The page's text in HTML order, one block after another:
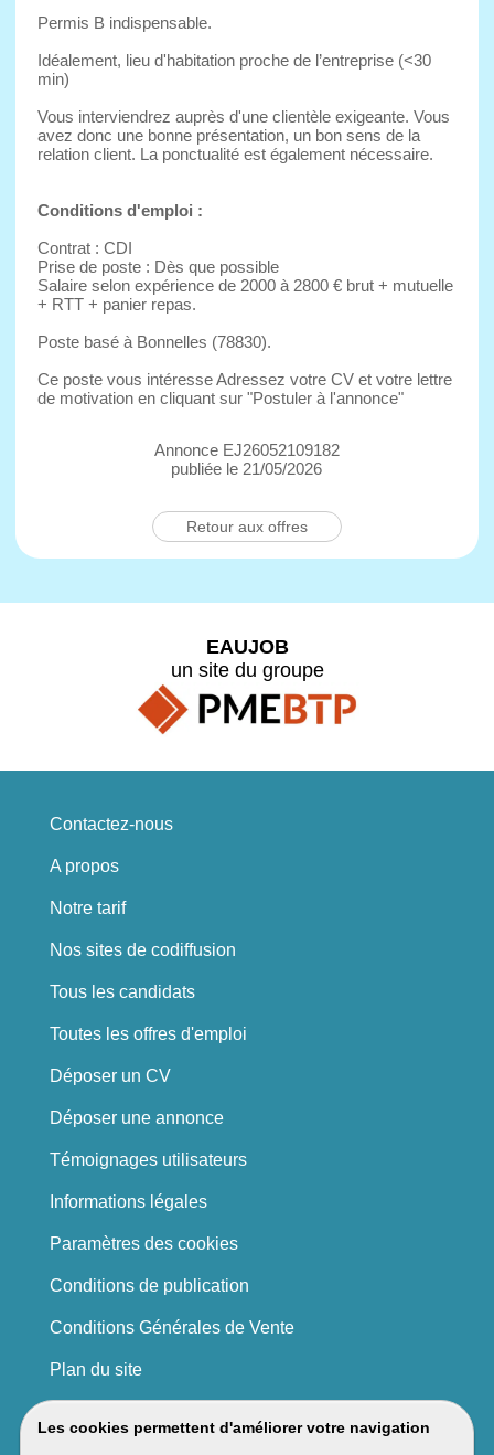
Permis B indispensable.
Idéalement, lieu d'habitation proche de l’entreprise (<30
min)
Vous interviendrez auprès d'une clientèle exigeante. Vous
avez donc une bonne présentation, un bon sens de la
relation client. La ponctualité est également nécessaire.
Conditions d'emploi :
Contrat : CDI
Prise de poste : Dès que possible
Salaire selon expérience de 2000 à 2800 € brut + mutuelle
+ RTT + panier repas.
Poste basé à Bonnelles (78830).
Ce poste vous intéresse Adressez votre CV et votre lettre
de motivation en cliquant sur "Postuler à l'annonce"
Annonce EJ26052109182
publiée le 21/05/2026
Retour aux offres
Les cookies permettent d'améliorer votre navigation
EAUJOB
un site du groupe
Contactez-nous
A propos
Notre tarif
Nos sites de codiffusion
Tous les candidats
Toutes les offres d'emploi
Déposer un CV
Déposer une annonce
Témoignages utilisateurs
Informations légales
Paramètres des cookies
Conditions de publication
Conditions Générales de Vente
Plan du site